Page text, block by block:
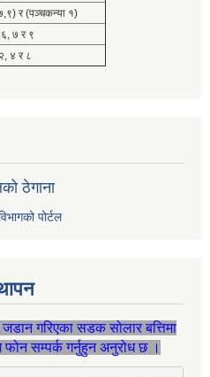
र (पञ्चकन्या १)
६, ७ र ९
४ र ८
ठेगाना
पोर्टल
गरिएका सडक सोलार बत्तिमा
सम्पर्क गर्नुहुन अनुरोध छ ।